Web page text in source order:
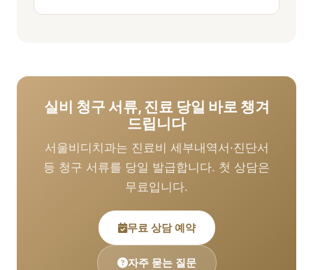
실비 청구 서류, 진료 당일 바로 챙겨
드립니다
서울비디치과는 진료비 세부내역서·진단서
등 청구 서류를 당일 발급합니다. 첫 상담은
무료입니다.
무료 상담 예약
자주 묻는 질문